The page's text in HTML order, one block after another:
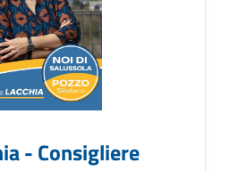
- Consigliere